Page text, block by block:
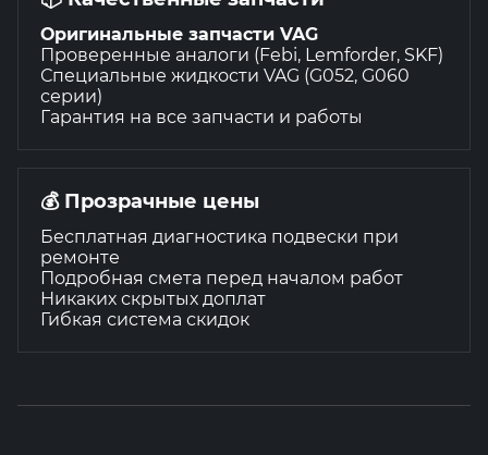
Оригинальные запчасти VAG
Проверенные аналоги (Febi, Lemforder, SKF)
Специальные жидкости VAG (G052, G060
серии)
Гарантия на все запчасти и работы
💰 Прозрачные цены
Бесплатная диагностика подвески при
ремонте
Подробная смета перед началом работ
Никаких скрытых доплат
Гибкая система скидок